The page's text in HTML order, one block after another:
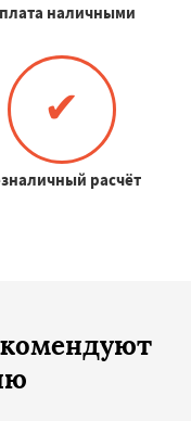
наличными
✔
расчёт